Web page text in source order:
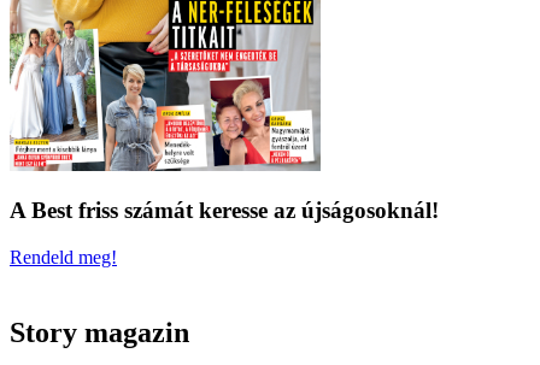
A Best friss számát keresse az újságosoknál!
Rendeld meg!
Story magazin